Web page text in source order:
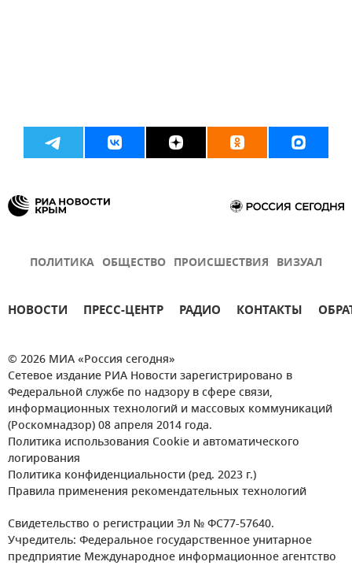
ПОЛИТИКА ОБЩЕСТВО ПРОИСШЕСТВИЯ ВИЗУАЛ
НОВОСТИ ПРЕСС-ЦЕНТР РАДИО КОНТАКТЫ
© 2026 МИА «Россия сегодня»
Сетевое издание РИА Новости зарегистрировано в
Федеральной службе по надзору в сфере связи,
информационных технологий и массовых коммуникаций
(Роскомнадзор) 08 апреля 2014 года.
Политика использования Cookie и автоматического
логирования
Политика конфиденциальности (ред. 2023 г.)
Правила применения рекомендательных технологий
Свидетельство о регистрации Эл № ФС77-57640.
Учредитель: Федеральное государственное унитарное
предприятие Международное информационное агентство